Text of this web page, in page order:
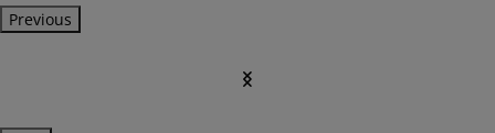
Previous